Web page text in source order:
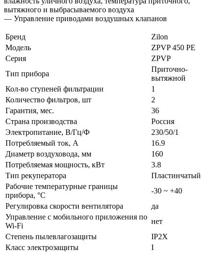
вытяжного и выбрасываемого воздуха
— Управление приводами воздушных клапанов
Бренд
Zilon
Модель
ZPVP 450 PE
Серия
ZPVP
Тип прибора
Приточно-
вытяжной
Кол-во ступеней фильтрации
1
Количество фильтров, шт
2
Гарантия, мес.
36
Страна производства
Россия
Электропитание, В/Гц/Ф
230/50/1
Потребляемый ток, А
16.9
Диаметр воздуховода, мм
160
Потребляемая мощность, кВт
3.8
Тип рекуператора
Пластинчатый
Рабочие температурные границы
прибора, °C
-30 ~ +40
Регулировка скорости вентилятора
да
Управление c мобильного приложения по
Wi-Fi
нет
Степень пылевлагозащиты
IP2X
Класс электрозащиты
I